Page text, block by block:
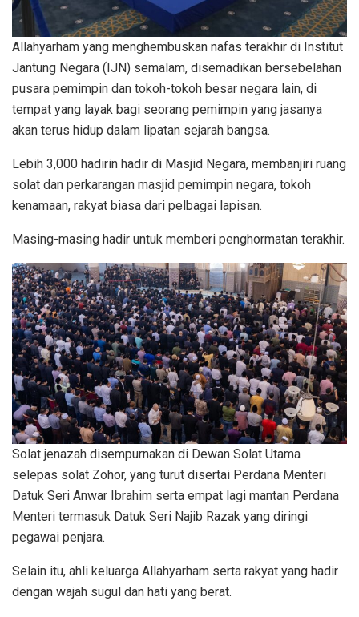
Allahyarham yang menghembuskan nafas terakhir di Institut
Jantung Negara (IJN) semalam, disemadikan bersebelahan
pusara pemimpin dan tokoh-tokoh besar negara lain, di
tempat yang layak bagi seorang pemimpin yang jasanya
akan terus hidup dalam lipatan sejarah bangsa.
Lebih 3,000 hadirin hadir di Masjid Negara, membanjiri ruang
solat dan perkarangan masjid pemimpin negara, tokoh
kenamaan, rakyat biasa dari pelbagai lapisan.
Masing-masing hadir untuk memberi penghormatan terakhir.
Solat jenazah disempurnakan di Dewan Solat Utama
selepas solat Zohor, yang turut disertai Perdana Menteri
Datuk Seri Anwar Ibrahim serta empat lagi mantan Perdana
Menteri termasuk Datuk Seri Najib Razak yang diringi
pegawai penjara.
Selain itu, ahli keluarga Allahyarham serta rakyat yang hadir
dengan wajah sugul dan hati yang berat.